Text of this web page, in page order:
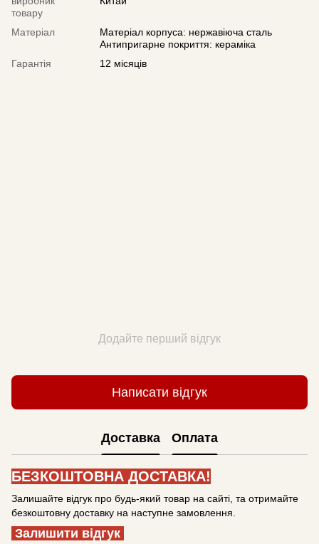
товару
Матеріал
Матеріал корпуса: нержавіюча сталь
Антипригарне покриття: кераміка
Гарантія
12 місяців
Додайте перший відгук
Написати відгук
Доставка Оплата
БЕЗКОШТОВНА ДОСТАВКА!
Залишайте відгук про будь-який товар на сайті, та отримайте
безкоштовну доставку на наступне замовлення.
Залишити відгук